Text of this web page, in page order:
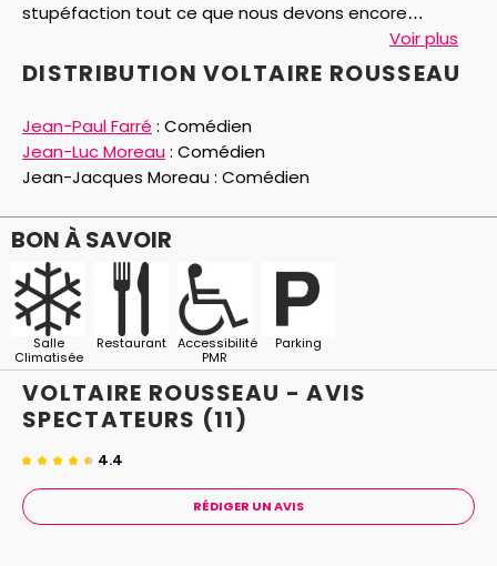
stupéfaction tout ce que nous devons encore
complémentaires, de notre humanité.
Ce dialogue ancré dans le quotidien de deux
monstres d’esprit aux convictions et aux caractères
radicalement opposés est d’une actualité de chaque
Voir plus
DISTRIBUTION VOLTAIRE ROUSSEAU
Jean-Paul Farré : Comédien
Jean-Luc Moreau: Comédien
Jean-Jacques Moreau : Comédien
BON À SAVOIR
Salle
Climatisée
Restaurant
Accessibilité
PMR
Parking
VOLTAIRE ROUSSEAU - AVIS
SPECTATEURS (11)
4.4
RÉDIGER UN AVIS